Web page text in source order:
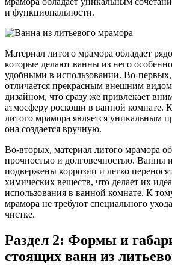
и функциональности.
Материал литого мрамора обладает
которые делают ванны из него
удобными в использовании. Во-первых,
отличается прекрасным внешним
дизайном, что сразу же привлекает
атмосферу роскоши в ванной комнате.
литого мрамора является уникальным
она создается вручную.
Во-вторых, материал литого мрамора
прочностью и долговечностью. Ванны
подвержены коррозии и легко
химических веществ, что делает их
использования в ванной комнате. К
мрамора не требуют специального
чистке.
Раздел 2: Формы и
стоящих ванн из